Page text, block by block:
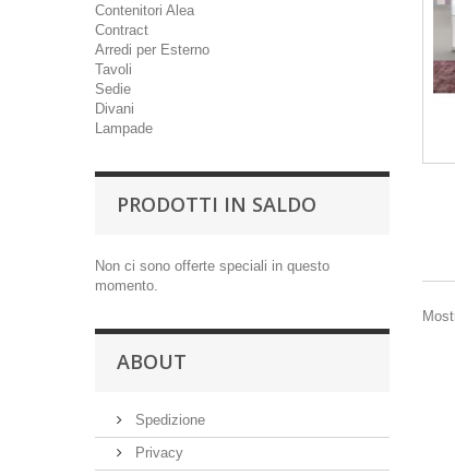
Contenitori Alea
Contract
Arredi per Esterno
Tavoli
Sedie
Divani
Lampade
PRODOTTI IN SALDO
Non ci sono offerte speciali in questo
momento.
ABOUT
Spedizione
Privacy